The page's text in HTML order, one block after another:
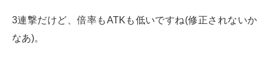
3連撃だけど、倍率もATKも低いですね(修正されないか
なあ)。